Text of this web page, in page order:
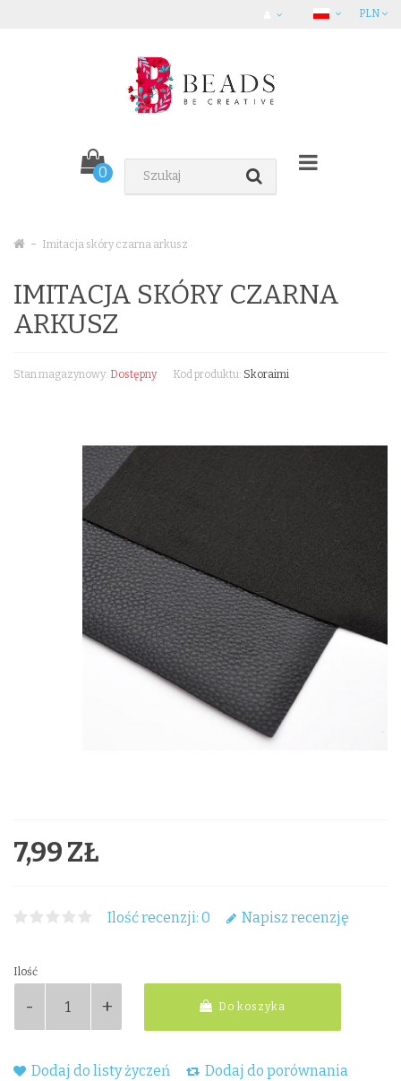
PLN
0
Imitacja skóry czarna arkusz
IMITACJA SKÓRY CZARNA
ARKUSZ
Stan magazynowy: Dostępny Kod produktu: Skoraimi
7,99 ZŁ
Ilość recenzji: 0 Napisz recenzję
Ilość
Do koszyka
Dodaj do listy życzeń Dodaj do porównania